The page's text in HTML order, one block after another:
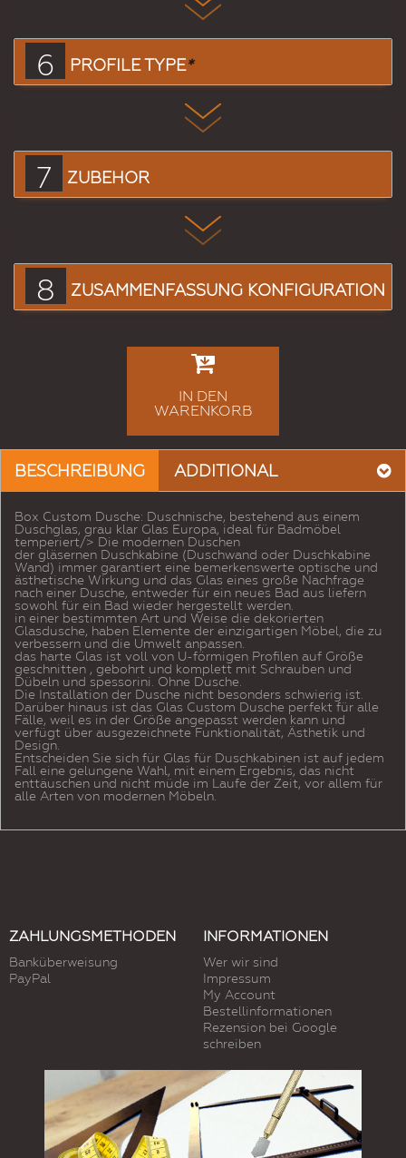
6 PROFILE TYPE*
7 ZUBEHÖR
8 ZUSAMMENFASSUNG KONFIGURATION
IN DEN
WARENKORB
BESCHREIBUNG ADDITIONAL
Box Custom Dusche: Duschnische, bestehend aus einem
Duschglas, grau klar Glas Europa, ideal für Badmöbel
temperiert/> Die modernen Duschen
der gläsernen Duschkabine (Duschwand oder Duschkabine
Wand) immer garantiert eine bemerkenswerte optische und
ästhetische Wirkung und das Glas eines große Nachfrage
nach einer Dusche, entweder für ein neues Bad aus liefern
sowohl für ein Bad wieder hergestellt werden.
in einer bestimmten Art und Weise die dekorierten
Glasdusche, haben Elemente der einzigartigen Möbel, die zu
verbessern und die Umwelt anpassen.
das harte Glas ist voll von U-förmigen Profilen auf Größe
geschnitten , gebohrt und komplett mit Schrauben und
Dübeln und spessorini. Ohne Dusche.
Die Installation der Dusche nicht besonders schwierig ist.
Darüber hinaus ist das Glas Custom Dusche perfekt für alle
Fälle, weil es in der Größe angepasst werden kann und
verfügt über ausgezeichnete Funktionalität, Ästhetik und
Design.
Entscheiden Sie sich für Glas für Duschkabinen ist auf jedem
Fall eine gelungene Wahl, mit einem Ergebnis, das nicht
enttäuschen und nicht müde im Laufe der Zeit, vor allem für
alle Arten von modernen Möbeln.
ZAHLUNGSMETHODEN
Banküberweisung
PayPal
INFORMATIONEN
Wer wir sind
Impressum
My Account
Bestellinformationen
Rezension bei Google
schreiben